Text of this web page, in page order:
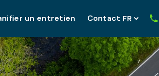
un entretien Contact